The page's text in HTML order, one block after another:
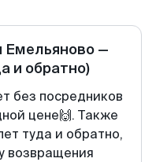
Емельяново —
и обратно)
без посредников
цене🙌. Также
туда и обратно,
возвращения